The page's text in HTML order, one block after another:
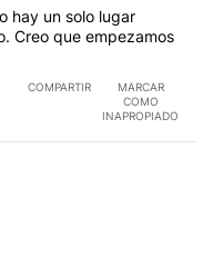
hay un solo lugar
Creo que empezamos
COMPARTIR
MARCAR
COMO
INAPROPIADO